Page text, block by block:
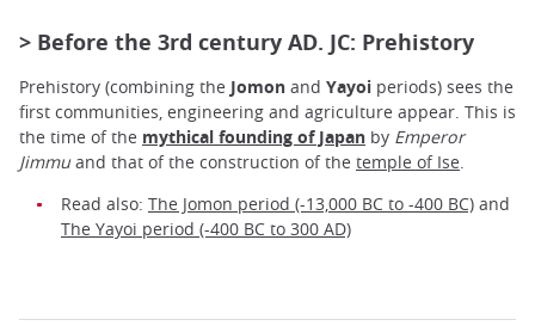
> Before the 3rd century AD. JC: Prehistory
Prehistory (combining the Jomon and Yayoi periods) sees the
first communities, engineering and agriculture appear. This is
the time of the mythical founding of Japan by Emperor
Jimmuand that of the construction of the temple of Ise.
Read also: The Jomon period (-13,000 BC to -400 BC) and
The Yayoi period (-400 BC to 300 AD)